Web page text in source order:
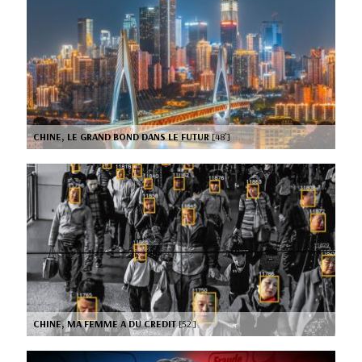
CHINE, LE GRAND BOND DANS LE FUTUR[48’]
CHINE, MA FEMME A DU CREDIT[52’]